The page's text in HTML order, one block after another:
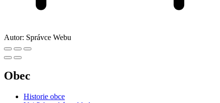
Autor: Správce Webu
Obec
Historie obce